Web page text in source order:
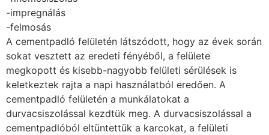
-impregnálás
-felmosás
A cementpadló felületén látszódott, hogy az évek során
sokat vesztett az eredeti fényéből, a felülete
megkopott és kisebb-nagyobb felületi sérülések is
keletkeztek rajta a napi használatból eredően. A
cementpadló felületén a munkálatokat a
durvacsiszolással kezdtük meg. A durvacsiszolással a
cementpadlóból eltüntettük a karcokat, a felületi